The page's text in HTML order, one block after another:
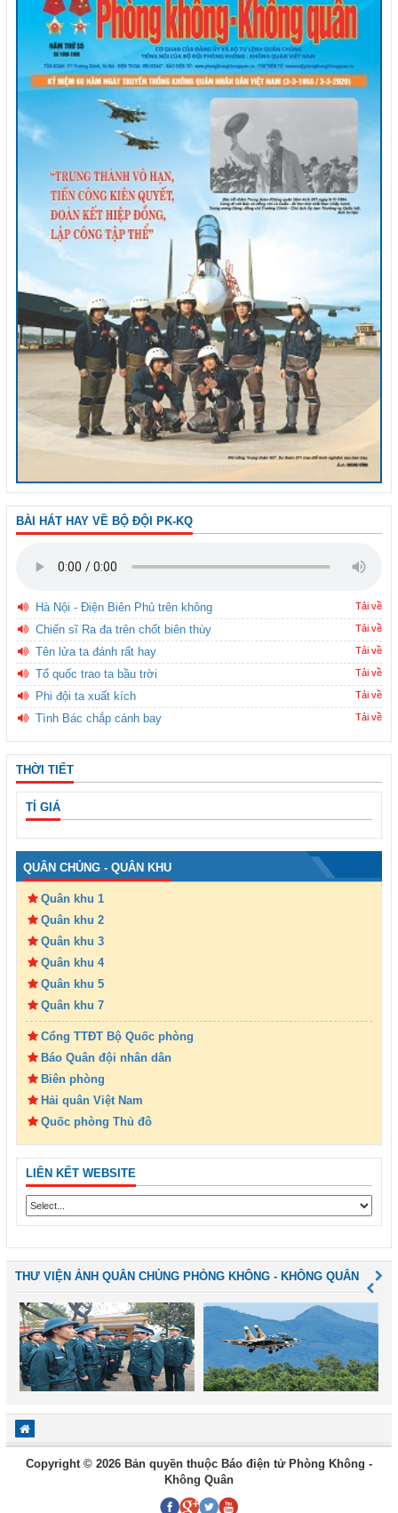
BÀI HÁT HAY VỀ BỘ ĐỘI PK-KQ
Hà Nội - Điện Biên Phủ trên không Tải về
Chiến sĩ Ra đa trên chốt biên thùy Tải về
Tên lửa ta đánh rất hay Tải về
Tổ quốc trao ta bầu trời Tải về
Phi đội ta xuất kích Tải về
Tình Bác chắp cánh bay Tải về
THỜI TIẾT
TỈ GIÁ
QUÂN CHỦNG - QUÂN KHU
Quân khu 1
Quân khu 2
Quân khu 3
Quân khu 4
Quân khu 5
Quân khu 7
Cổng TTĐT Bộ Quốc phòng
Báo Quân đội nhân dân
Biên phòng
Hải quân Việt Nam
Quốc phòng Thủ đô
LIÊN KẾT WEBSITE
THƯ VIỆN ẢNH QUÂN CHỦNG PHÒNG KHÔNG - KHÔNG QUÂN
Copyright © 2026 Bản quyền thuộc Báo điện tử Phòng Không -
Không Quân